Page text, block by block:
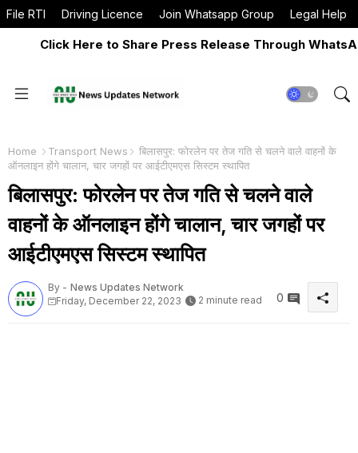
File RTI Driving Licence Join Whatsapp Group Legal Help
Click Here to Share Press Release Through WhatsApp
Home Transport News
बिलासपुर: फोरलेन पर तेज गति से चलने वाले वाहनों के
ऑनलाइन होंगे चालान, चार जगहों पर आईटीएमएस सिस्टम स्थापित
बिलासपुर: फोरलेन पर तेज गति से चलने वाले
वाहनों के ऑनलाइन होंगे चालान, चार जगहों पर
आईटीएमएस सिस्टम स्थापित
By - News Updates Network
Friday, December 22, 2023
2 minute read 0